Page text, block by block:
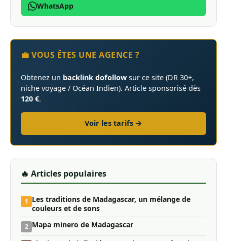
WhatsApp
💼 VOUS ÊTES UNE AGENCE ?
Obtenez un backlink dofollow sur ce site (DR 30+,
niche voyage / Océan Indien). Article sponsorisé dès
120 €.
Voir les tarifs →
🔥 Articles populaires
1 Les traditions de Madagascar, un mélange de
couleurs et de sons
2 Mapa minero de Madagascar